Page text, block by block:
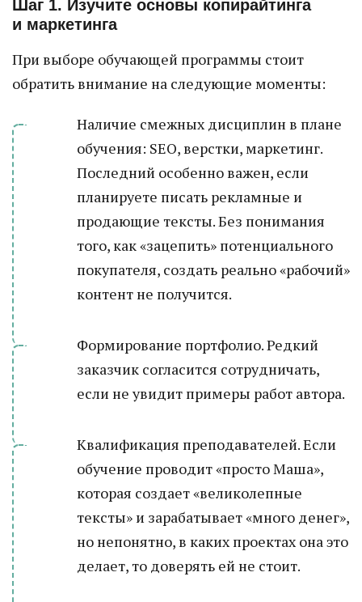
Шаг 1. Изучите основы копирайтинга
и маркетинга
При выборе обучающей программы стоит
обратить внимание на следующие моменты:
Наличие смежных дисциплин в плане
обучения: SEO, верстки, маркетинг.
Последний особенно важен, если
планируете писать рекламные и
продающие тексты. Без понимания
того, как «зацепить» потенциального
покупателя, создать реально «рабочий»
контент не получится.
Формирование портфолио. Редкий
заказчик согласится сотрудничать,
если не увидит примеры работ автора.
Квалификация преподавателей. Если
обучение проводит «просто Маша»,
которая создает «великолепные
тексты» и зарабатывает «много денег»,
но непонятно, в каких проектах она это
делает, то доверять ей не стоит.